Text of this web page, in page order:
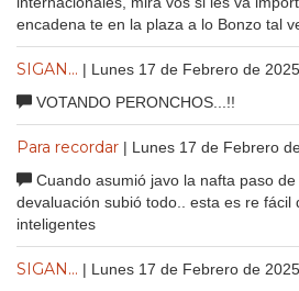
encadena te en la plaza a lo Bonzo tal
SIGAN... | Lunes 17 de Febrero de 2025
VOTANDO PERONCHOS...!!
Para recordar | Lunes 17 de Febrero
Cuando asumió javo la nafta paso
devaluación subió todo.. esta es re fácil
inteligentes
SIGAN... | Lunes 17 de Febrero de 2025